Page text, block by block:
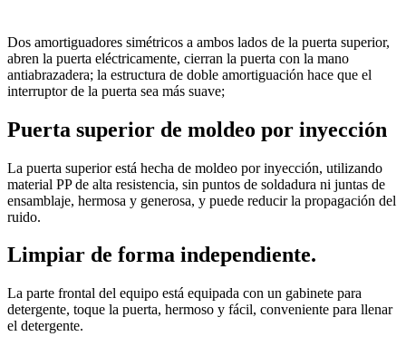
Dos amortiguadores simétricos a ambos lados de la puerta superior,
abren la puerta eléctricamente, cierran la puerta con la mano
antiabrazadera; la estructura de doble amortiguación hace que el
interruptor de la puerta sea más suave;
Puerta superior de moldeo por inyección
La puerta superior está hecha de moldeo por inyección, utilizando
material PP de alta resistencia, sin puntos de soldadura ni juntas de
ensamblaje, hermosa y generosa, y puede reducir la propagación del
ruido.
Limpiar de forma independiente.
La parte frontal del equipo está equipada con un gabinete para
detergente, toque la puerta, hermoso y fácil, conveniente para llenar
el detergente.